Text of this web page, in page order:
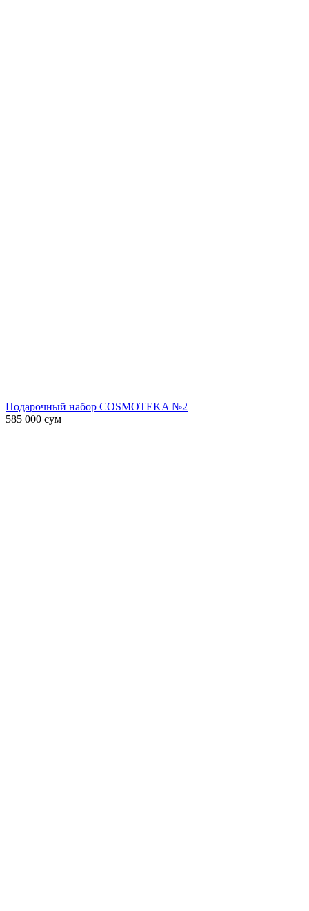
Подарочный набор COSMOTEKA №2
585 000 сум